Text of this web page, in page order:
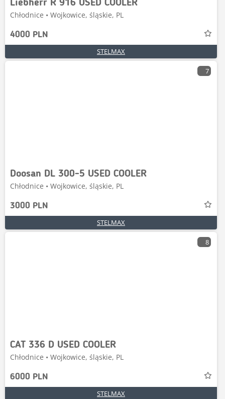
Liebherr R 916 USED COOLER
Chłodnice • Wojkowice, śląskie, PL
4000 PLN
STELMAX
7
Doosan DL 300-5 USED COOLER
Chłodnice • Wojkowice, śląskie, PL
3000 PLN
STELMAX
8
CAT 336 D USED COOLER
Chłodnice • Wojkowice, śląskie, PL
6000 PLN
STELMAX